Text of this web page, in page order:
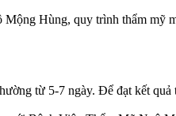
Hùng, quy trình thẩm mỹ
từ 5-7 ngày. Để đạt kết quả